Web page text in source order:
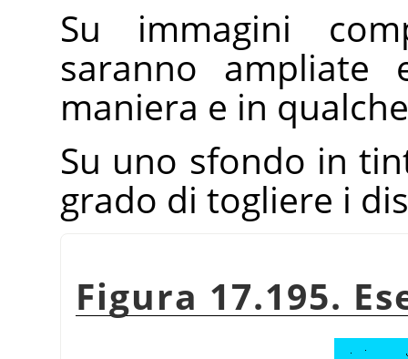
Su immagini
saranno ampliate
maniera e in
Su uno sfondo in
grado di togliere i
Figura 17.195.